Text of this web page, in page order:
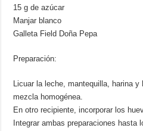
15 g de azúcar
Manjar blanco
Galleta Field Doña Pepa
Preparación:
Licuar la leche, mantequilla, harina
mezcla homogénea.
En otro recipiente, incorporar los
Integrar ambas preparaciones hasta